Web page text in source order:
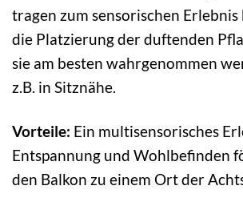
tragen zum sensorischen Erlebnis
die Platzierung der duftenden
sie am besten wahrgenommen
z.B. in Sitznähe.
Vorteile: Ein multisensorisches
Entspannung und Wohlbefinden
den Balkon zu einem Ort der